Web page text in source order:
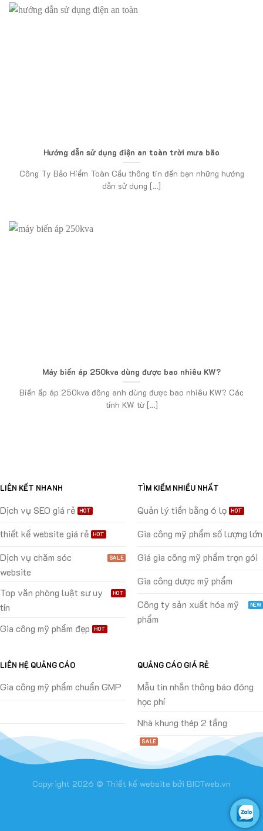
Hướng dẫn sử dụng điện an toàn trời mưa bão
Công Ty Bảo Hiểm Toàn Cầu thông tin đến bạn những hướng
dẫn sử dụng [...]
Máy biến áp 250kva dùng được bao nhiêu KW?
Biến ấp áp 250kva đông anh dùng được bao nhiêu KW? Các
tính KW từ [...]
LIÊN KẾT NHANH
Dịch vụ SEO giá rẻ
thiết kế website giá rẻ
Dịch vụ chăm sóc
website
Top văn phòng luật sư uy
tín
Gia công mỹ phẩm đẹp
TÌM KIẾM NHIỀU NHẤT
Quản lý tiền bằng 6 lọ
Gia công mỹ phẩm số lượng lớn
Giá gia công mỹ phẩm trọn gói
Gia công dược mỹ phẩm
Công ty sản xuất hóa mỹ
phẩm
LIÊN HỆ QUẢNG CÁO
Gia công mỹ phẩm chuẩn GMP
QUẢNG CÁO GIÁ RẺ
Mẫu tin nhắn thông báo đóng
học phí
Nhà khung thép 2 tầng
Copyright 2026 © Thiết kế website bởi BICTweb.vn